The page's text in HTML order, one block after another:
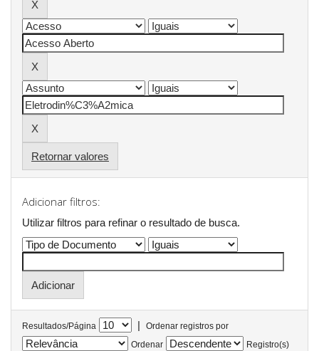
Retornar valores
Adicionar filtros:
Utilizar filtros para refinar o resultado de busca.
Resultados/Página |
Ordenar registros por
Ordenar
Registro(s)